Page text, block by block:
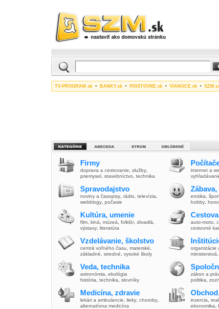
TV-PROGRAM.sk • BANKY.sk • POISTOVNE.sk • VIANOCE.sk •
Firmy
doprava a cestovanie služby
priemysel stavebníctvo technika
Spravodajstvo
noviny a časopisy rádio televízia
webblogy počasie
Kultúra, umenie
film kiná múzeá folklór, divadlá
výstavy literatúra
Vzdelávanie, školstvo
centrá voľného času materské
základné
stredné vysoké školy
Veda, technika
astronómia
ekológia
história
technika slovníky
Medicína, zdravie
lekári a ambulancie lieky choroby
alternatívna medicína
internet a
erotika
hobby
auto-moto
cestovné
organizácie
ministerstvá
zákon a
politika
inzercia
ekonomika